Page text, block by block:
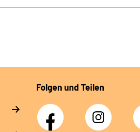
Folgen und Teilen
Facebook
Instagram
DRV
Nachwuchskräfte